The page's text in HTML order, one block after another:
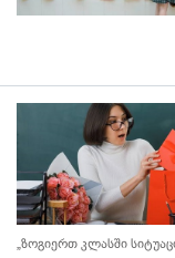
„ზოგიერთ კლასში